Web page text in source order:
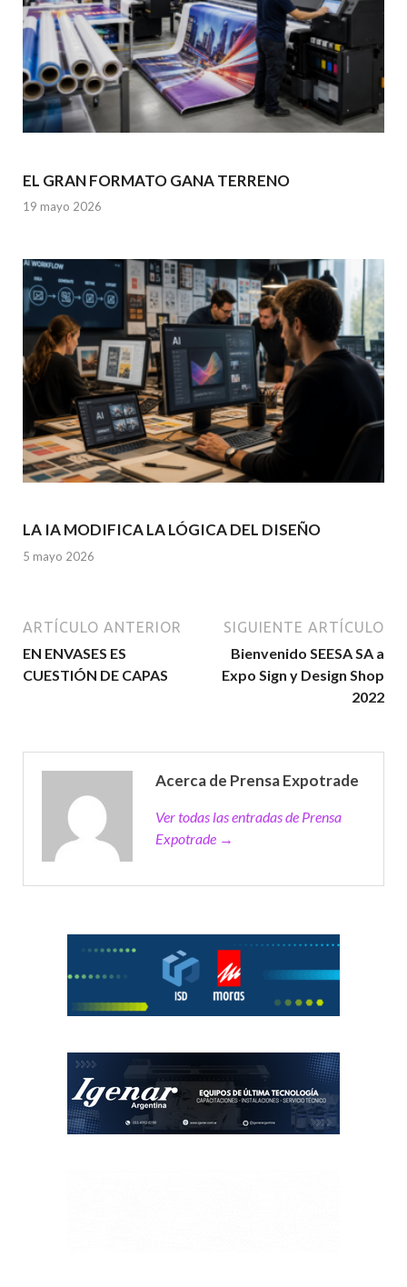
EL GRAN FORMATO GANA TERRENO
19 mayo 2026
LA IA MODIFICA LA LÓGICA DEL DISEÑO
5 mayo 2026
ARTÍCULO ANTERIOR
EN ENVASES ES
CUESTIÓN DE CAPAS
SIGUIENTE ARTÍCULO
Bienvenido SEESA SA a
Expo Sign y Design Shop
2022
Acerca de Prensa Expotrade
Ver todas las entradas de Prensa
Expotrade →